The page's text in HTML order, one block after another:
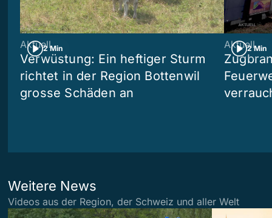
2 Min
Aktuell
Verwüstung: Ein heftiger Sturm
richtet in der Region Bottenwil
grosse Schäden an
2 Min
Aktuell
Weitere News
Videos aus der Region, der Schweiz und aller Welt